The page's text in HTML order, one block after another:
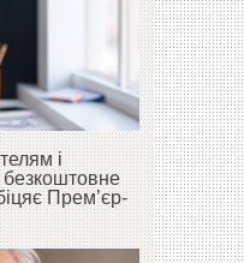
і
безкоштовне
Прем’єр-